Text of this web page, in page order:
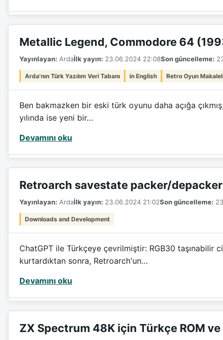
Metallic Legend, Commodore 64
Yayınlayan: Ardaİlk yayın: 23.06.2024 22:08Son güncelleme:
Arda'nın Türk Yazılım Veri Tabanı in English Retro Oyun
Ben bakmazken bir eski türk oyunu daha açığa
yılında ise yeni bir…
Devamını oku
Retroarch savestate packer/
Yayınlayan: Ardaİlk yayın: 23.06.2024 21:02Son güncelleme:
Downloads and Development
ChatGPT ile Türkçeye çevrilmiştir: RGB30 taşınabilir
kurtardıktan sonra, Retroarch'un…
Devamını oku
ZX Spectrum 48K için Türkçe ROM